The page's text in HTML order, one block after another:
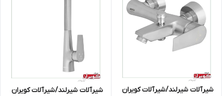
شیرآلات شیرلند/شیرآلات کویران
شیرآلات شیرلند/شیرآلات کویران